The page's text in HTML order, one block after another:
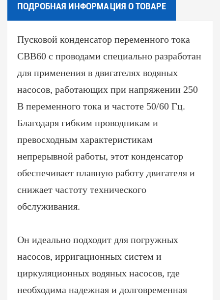
ПОДРОБНАЯ ИНФОРМАЦИЯ О ТОВАРЕ
Пусковой конденсатор переменного тока
CBB60 с проводами специально разработан
для применения в двигателях водяных
насосов, работающих при напряжении 250
В переменного тока и частоте 50/60 Гц.
Благодаря гибким проводникам и
превосходным характеристикам
непрерывной работы, этот конденсатор
обеспечивает плавную работу двигателя и
снижает частоту технического
обслуживания.
Он идеально подходит для погружных
насосов, ирригационных систем и
циркуляционных водяных насосов, где
необходима надежная и долговременная